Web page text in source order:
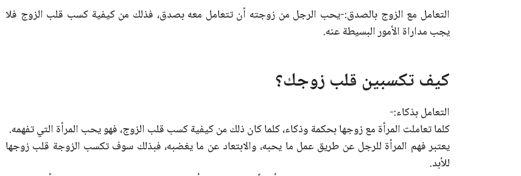
التعامل مع الزوج بالصدق:-يحب الرجل من زوجته أن تتعامل معه بصدق، فذلك من كيفية كسب قلب الزوج فلا
يجب مداراة الأمور البسيطة عنه.
كيف تكسبين قلب زوجك؟
التعامل بذكاء:-
كلما تعاملت المرأة مع زوجها بحكمة وذكاء، كلما كان ذلك من كيفية كسب قلب الزوج، فهو يحب المرأة التي تفهمه.
يعتبر فهم المرأة للرجل عن طريق عمل ما يحبه، والابتعاد عن ما يغضبه، فبذلك سوف تكسب الزوجة قلب زوجها
للأبد.